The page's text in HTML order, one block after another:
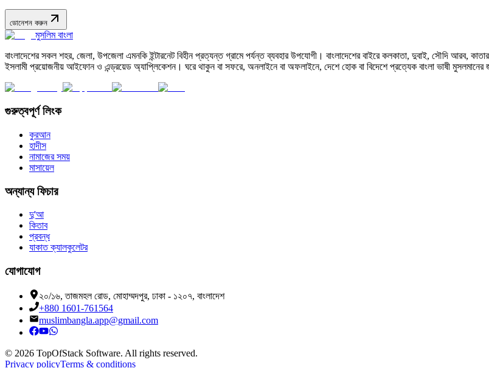
ডোনেশন করুন
মুসলিম বাংলা
বাংলাদেশের সকল শহর, জেলা, উপজেলা এমনকি ইন্টারনেট বিহীন প্রত্যন্ত গ্রামে পর্যন্ত ব্যবহার উপযোগী। বাংলাদেশের বাইরে কলকাতা, দুবাই, সৌদি আরব, কাতার,
ইসলামী প্রয়োজনীয় আইফোন ও এন্ড্রয়েড অ্যাপ্লিকেশন। ঘরে থাকুন বা সফরে, অনলাইনে বা অফলাইনে, দেশে হোক বা বিদেশে প্রত্যেক বাংলা ভাষী মুসলমানের
গুরুত্বপূর্ণ লিংক
কুরআন
হাদীস
নামাজের সময়
মাসায়েল
অন্যান্য ফিচার
দু'আ
কিতাব
প্রবন্ধ
যাকাত ক্যালকুলেটর
যোগাযোগ
২০/১৬, তাজমহল রোড, মোহাম্মদপুর, ঢাকা - ১২০৭, বাংলাদেশ
+880 1601-761564
muslimbangla.app@gmail.com
© 2026 TopOfStack Software. All rights reserved.
Privacy policyTerms & conditions